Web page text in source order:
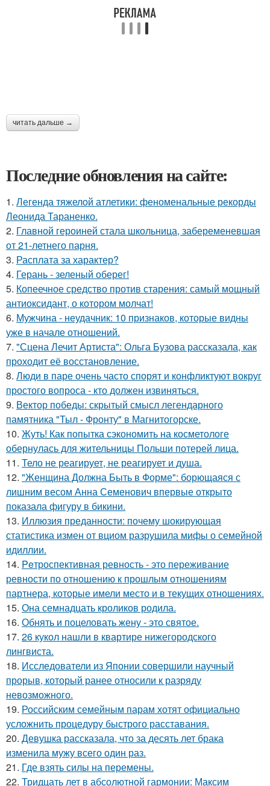
читать дальше →
Последние обновления на сайте:
1. Легенда тяжелой атлетики: феноменальные рекорды
Леонида Тараненко.
2. Главной героиней стала школьница, забеременевшая
от 21-летнего парня.
3. Расплата за характер?
4. Герань - зеленый оберег!
5. Копеечное средство против старения: самый мощный
антиоксидант, о котором молчат!
6. Мужчина - неудачник: 10 признаков, которые видны
уже в начале отношений.
7. "Сцена Лечит Артиста": Ольга Бузова рассказала, как
проходит её восстановление.
8. Люди в паре очень часто спорят и конфликтуют вокруг
простого вопроса - кто должен извиняться.
9. Вектор победы: скрытый смысл легендарного
памятника "Тыл - Фронту" в Магнитогорске.
10. Жуть! Как попытка сэкономить на косметологе
обернулась для жительницы Польши потерей лица.
11. Тело не реагирует, не реагирует и душа.
12. "Женщина Должна Быть в Форме": борющаяся с
лишним весом Анна Семенович впервые открыто
показала фигуру в бикини.
13. Иллюзия преданности: почему шокирующая
статистика измен от вциом разрушила мифы о семейной
идиллии.
14. Peтроспективная ревность - это переживание
ревности по отношению к прошлым отношениям
партнера, которые имели место и в текущих отношениях.
15. Она семнадцать кроликов родила.
16. Обнять и поцеловать жену - это святое.
17. 26 кукол нашли в квартире нижегородского
лингвиста.
18. Исследователи из Японии совершили научный
прорыв, который ранее относили к разряду
невозможного.
19. Российским семейным парам хотят официально
усложнить процедуру быстрого расставания.
20. Девушка рассказала, что за десять лет брака
изменила мужу всего один раз.
21. Где взять силы на перемены.
22. Тридцать лет в абсолютной гармонии: Максим